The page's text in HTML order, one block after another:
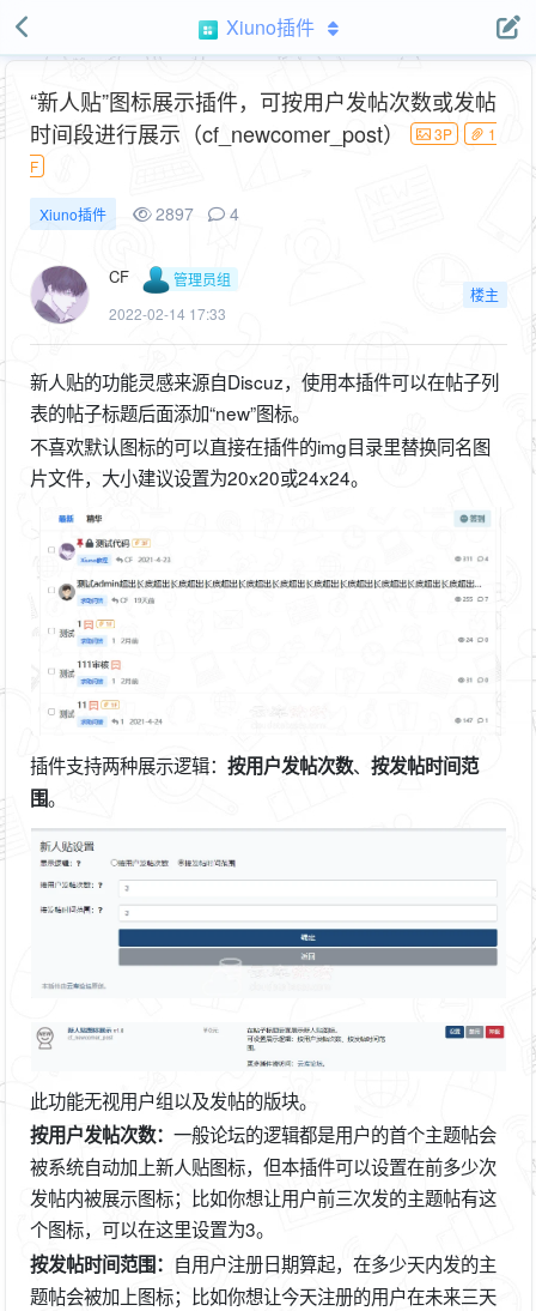
Xiuno插件
“新人贴”图标展示插件，可按用户发帖次数或发帖
时间段进行展示（cf_newcomer_post）
3P
1
F
Xiuno插件 2897 4
CF
管理员组
2022-02-14 17:33
楼主
新人贴的功能灵感来源自Discuz，使用本插件可以在帖子列
表的帖子标题后面添加“new”图标。
不喜欢默认图标的可以直接在插件的img目录里替换同名图
片文件，大小建议设置为20x20或24x24。
插件支持两种展示逻辑： 按用户发帖次数、 按发帖时间范
围。
此功能无视用户组以及发帖的版块。
按用户发帖次数： 一般论坛的逻辑都是用户的首个主题帖会
被系统自动加上新人贴图标，但本插件可以设置在前多少次
发帖内被展示图标；比如你想让用户前三次发的主题帖有这
个图标，可以在这里设置为3。
按发帖时间范围： 自用户注册日期算起，在多少天内发的主
题帖会被加上图标；比如你想让今天注册的用户在未来三天